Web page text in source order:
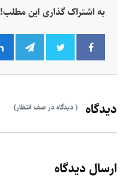
به اشتراک گذاری این مطلب!
دیدگاه ( دیدگاه در صف انتظار)
ارسال دیدگاه